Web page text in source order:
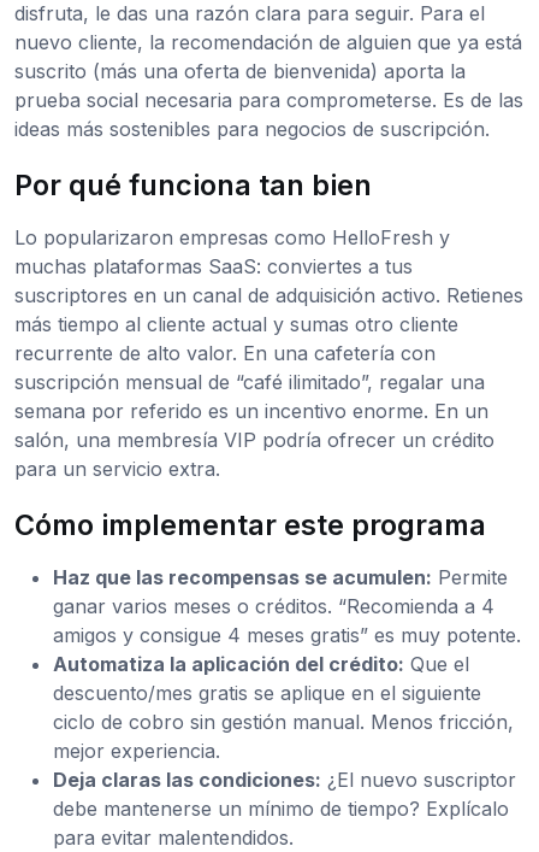
disfruta, le das una razón clara para seguir. Para el
nuevo cliente, la recomendación de alguien que ya está
suscrito (más una oferta de bienvenida) aporta la
prueba social necesaria para comprometerse. Es de las
ideas más sostenibles para negocios de suscripción.
Por qué funciona tan bien
Lo popularizaron empresas como HelloFresh y
muchas plataformas SaaS: conviertes a tus
suscriptores en un canal de adquisición activo. Retienes
más tiempo al cliente actual y sumas otro cliente
recurrente de alto valor. En una cafetería con
suscripción mensual de “café ilimitado”, regalar una
semana por referido es un incentivo enorme. En un
salón, una membresía VIP podría ofrecer un crédito
para un servicio extra.
Cómo implementar este programa
Haz que las recompensas se acumulen: Permite
ganar varios meses o créditos. “Recomienda a 4
amigos y consigue 4 meses gratis” es muy potente.
Automatiza la aplicación del crédito: Que el
descuento/mes gratis se aplique en el siguiente
ciclo de cobro sin gestión manual. Menos fricción,
mejor experiencia.
Deja claras las condiciones: ¿El nuevo suscriptor
debe mantenerse un mínimo de tiempo? Explícalo
para evitar malentendidos.